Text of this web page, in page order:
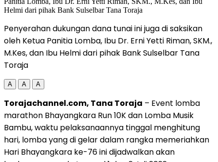
Penyerahan dukungan dana tunai ini juga di saksikan
oleh Ketua Panitia Lomba, Ibu Dr. Erni Yetti Riman, SKM.,
M.Kes, dan Ibu Helmi dari pihak Bank Sulselbar Tana
Toraja
A A A
Torajachannel.com, Tana Toraja – Event lomba
marathon Bhayangkara Run 10K dan Lomba Musik
Bambu, waktu pelaksanaannya tinggal menghitung
hari, lomba yang di gelar dalam rangka memeriahkan
Hari Bhayangkara ke-76 ini dijadwalkan akan